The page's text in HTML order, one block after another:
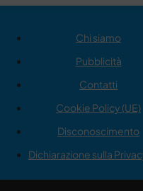
Chi siamo
Pubblicità
Contatti
Cookie Policy (UE)
Disconoscimento
Dichiarazione sulla